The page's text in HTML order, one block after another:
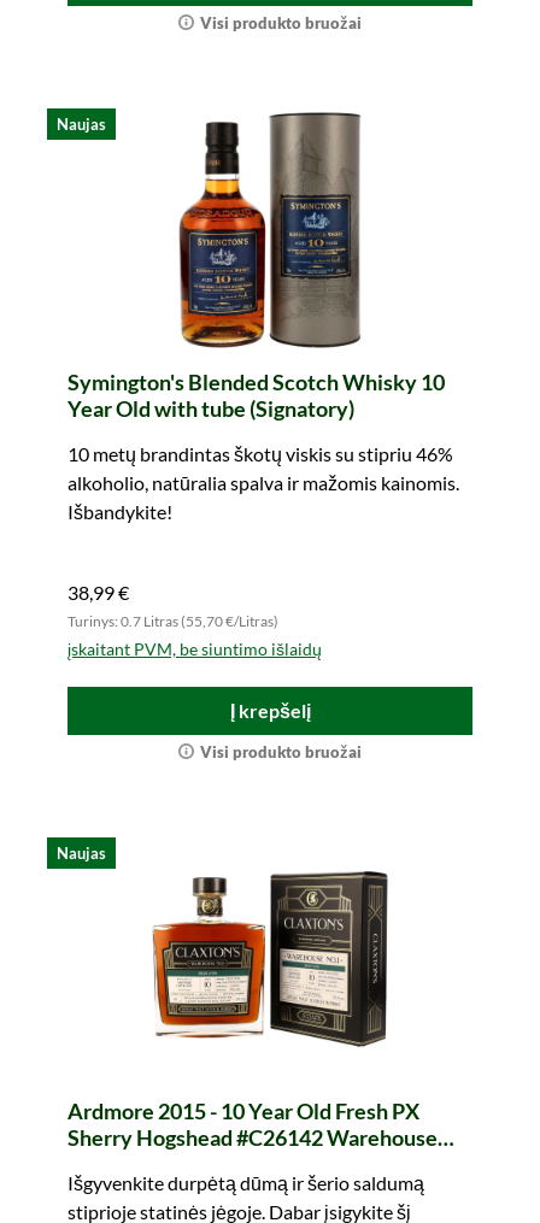
Visi produkto bruožai
Naujas
Symington's Blended Scotch Whisky 10
Year Old with tube (Signatory)
10 metų brandintas škotų viskis su stipriu 46%
alkoholio, natūralia spalva ir mažomis kainomis.
Išbandykite!
38,99 €
Turinys: 0.7 Litras (55,70 €/Litras)
įskaitant PVM, be siuntimo išlaidų
Į krepšelį
Visi produkto bruožai
Naujas
Ardmore 2015 - 10 Year Old Fresh PX
Sherry Hogshead #C26142 Warehouse
Išgyvenkite durpėtą dūmą ir šerio saldumą
stiprioje statinės jėgoje. Dabar įsigykite šį